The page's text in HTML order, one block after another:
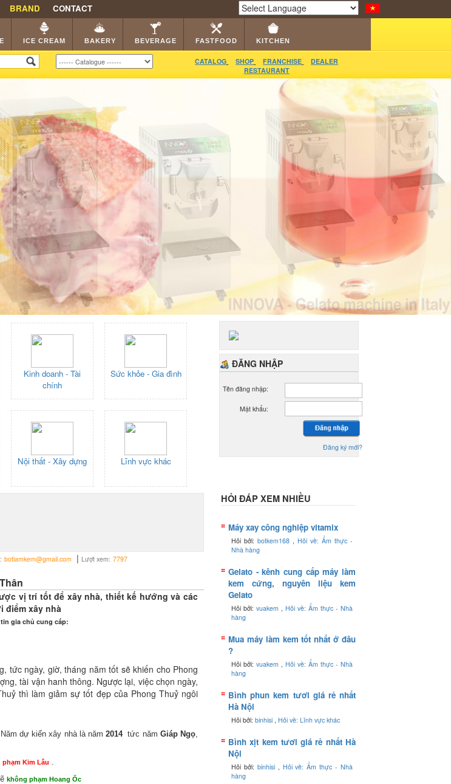
SHOP RESTAURANT DEALER CONTACT
BRAND CONTACT
Powered by Translate
ICE CREAM BAKERY BEVERAGE FASTFOOD KITCHEN
CATALOG SHOP FRANCHISE
DEALER
RESTAURANT
Kinh doanh - Tài
chính
Sức khỏe - Gia đình
Nội thất - Xây dựng Lĩnh vực khác
ĐĂNG NHẬP
Tên đăng nhập:
Mật khẩu:
Đăng ký mới?
botlamkem@gmail.com | Lượt xem: 7797
vị trí tốt để xây nhà, thiết kế hướng và các
điểm xây nhà
gia chủ cung cấp:
tức ngày, giờ, tháng năm tốt sẽ khiến cho Phong
tài vận hanh thông. Ngược lại, việc chọn ngày,
thì làm giảm sự tốt đẹp của Phong Thuỷ ngôi
dự kiến xây nhà là năm2014tức năm Giáp Ngọ
phạm Kim Lâu
không phạm Hoang Ốc
HỎI ĐÁP XEM NHIỀU
Máy xay công nghiệp vitamix
Hỏi bởi: botkem168
Hỏi về: Ẩm thực -
Nhà hàng
Gelato - kênh cung cấp máy làm
kem cứng, nguyên liệu kem
Gelato
Hỏi bởi: vuakem
Hỏi về: Ẩm thực - Nhà
hàng
Mua máy làm kem tốt nhất ở đâu
?
Hỏi bởi: vuakem
Hỏi về: Ẩm thực - Nhà
hàng
Bình phun kem tươi giá rẻ nhất
Hà Nội
Hỏi bởi: binhisi Hỏi về: Lĩnh vực khác
Bình xịt kem tươi giá rẻ nhất Hà
Nội
Hỏi bởi: binhisi
Hỏi về: Ẩm thực - Nhà
hàng